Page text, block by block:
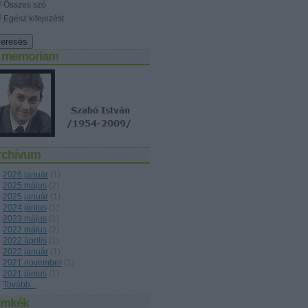
Összes szó
Egész kifejezést
memoriam
2026 január
2025 május
2025 január
2024 június
2023 május
2022 május
2022 április
2022 január
2021 november
2021 június
Tovább...